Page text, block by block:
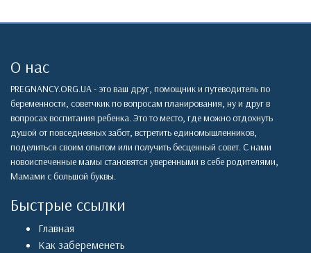
О нас
PREGNANCY.ORG.UA - это ваш друг, помощник и путеводитель по
беременности, советчкик по вопросам планирования, ну и друг в
вопросах воспитания ребенка. Это то место, где можно отдохнуть
душой от повседневных забот, встретить единомышленников,
поделиться своим опытом или получить бесценный совет. С нами
новоиспеченные мамы становятся уверенными в себе родителями,
Мамами с большой буквы.
Быстрые ссылки
Главная
Как забеременеть